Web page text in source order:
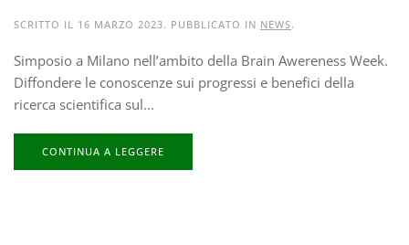
SCRITTO IL 16 MARZO 2023. PUBBLICATO IN NEWS.
Simposio a Milano nell’ambito della Brain Awereness Week.
Diffondere le conoscenze sui progressi e benefici della
ricerca scientifica sul...
CONTINUA A LEGGERE